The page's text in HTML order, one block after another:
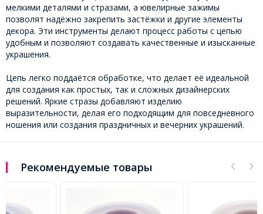
мелкими деталями и стразами, а ювелирные зажимы
позволят надёжно закрепить застёжки и другие элементы
декора. Эти инструменты делают процесс работы с цепью
удобным и позволяют создавать качественные и изысканные
украшения.
Цепь легко поддаётся обработке, что делает её идеальной
для создания как простых, так и сложных дизайнерских
решений. Яркие стразы добавляют изделию
выразительности, делая его подходящим для повседневного
ношения или создания праздничных и вечерних украшений.
Рекомендуемые товары